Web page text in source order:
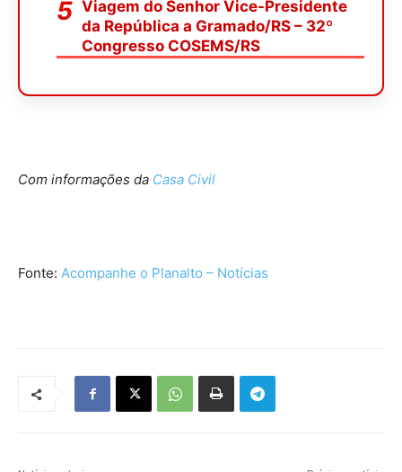
Viagem do Senhor Vice-Presidente
da República a Gramado/RS – 32º
Congresso COSEMS/RS
Com informações da Casa Civil
Fonte: Acompanhe o Planalto – Notícias